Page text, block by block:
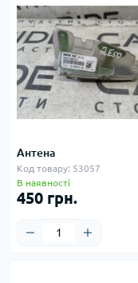
Антена
Код товару: 53057
В наявності
450 грн.